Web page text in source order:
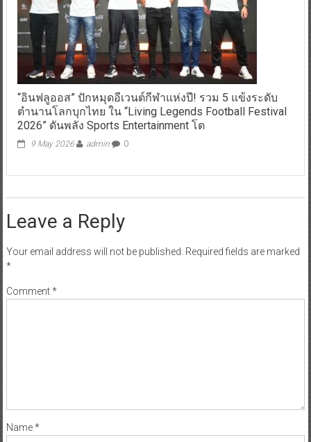
“อินฟลูออส” ปักหมุดอีเวนต์กีฬาแห่งปี! รวม 5 แข้งระดับ
ตำนานโลกบุกไทย ใน “Living Legends Football Festival
2026” ดันพลัง Sports Entertainment โต
9 May 2026 admin 0
Leave a Reply
Your email address will not be published. Required fields are marked
*
Comment*
Name*